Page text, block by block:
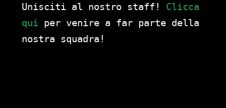
Unisciti al nostro staff! Clicca
qui per venire a far parte della
nostra squadra!